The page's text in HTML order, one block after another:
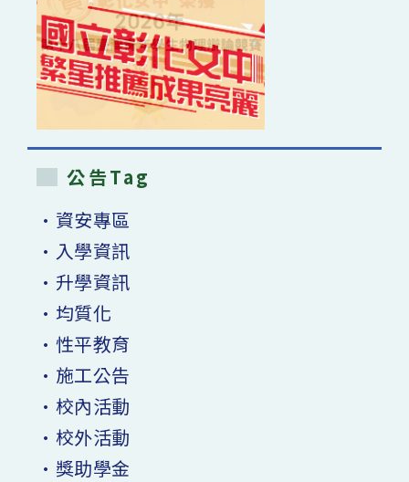
公告Tag
•資安專區
•入學資訊
•升學資訊
•均質化
•性平教育
•施工公告
•校內活動
•校外活動
•獎助學金